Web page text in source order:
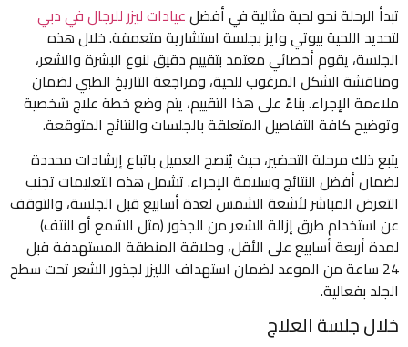
تبدأ الرحلة نحو لحية مثالية في أفضلعيادات ليزر للرجال في دبي
لتحديد اللحية بيوتي وايز بجلسة استشارية متعمقة. خلال هذه
الجلسة، يقوم أخصائي معتمد بتقييم دقيق لنوع البشرة والشعر،
ومناقشة الشكل المرغوب للحية، ومراجعة التاريخ الطبي لضمان
ملاءمة الإجراء. بناءً على هذا التقييم، يتم وضع خطة علاج شخصية
وتوضيح كافة التفاصيل المتعلقة بالجلسات والنتائج المتوقعة.
يتبع ذلك مرحلة التحضير، حيث يُنصح العميل باتباع إرشادات محددة
لضمان أفضل النتائج وسلامة الإجراء. تشمل هذه التعليمات تجنب
التعرض المباشر لأشعة الشمس لعدة أسابيع قبل الجلسة، والتوقف
عن استخدام طرق إزالة الشعر من الجذور (مثل الشمع أو النتف)
لمدة أربعة أسابيع على الأقل، وحلاقة المنطقة المستهدفة قبل
24 ساعة من الموعد لضمان استهداف الليزر لجذور الشعر تحت سطح
الجلد بفعالية.
خلال جلسة العلاج